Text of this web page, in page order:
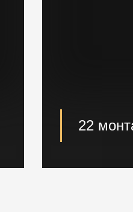
22
проектные